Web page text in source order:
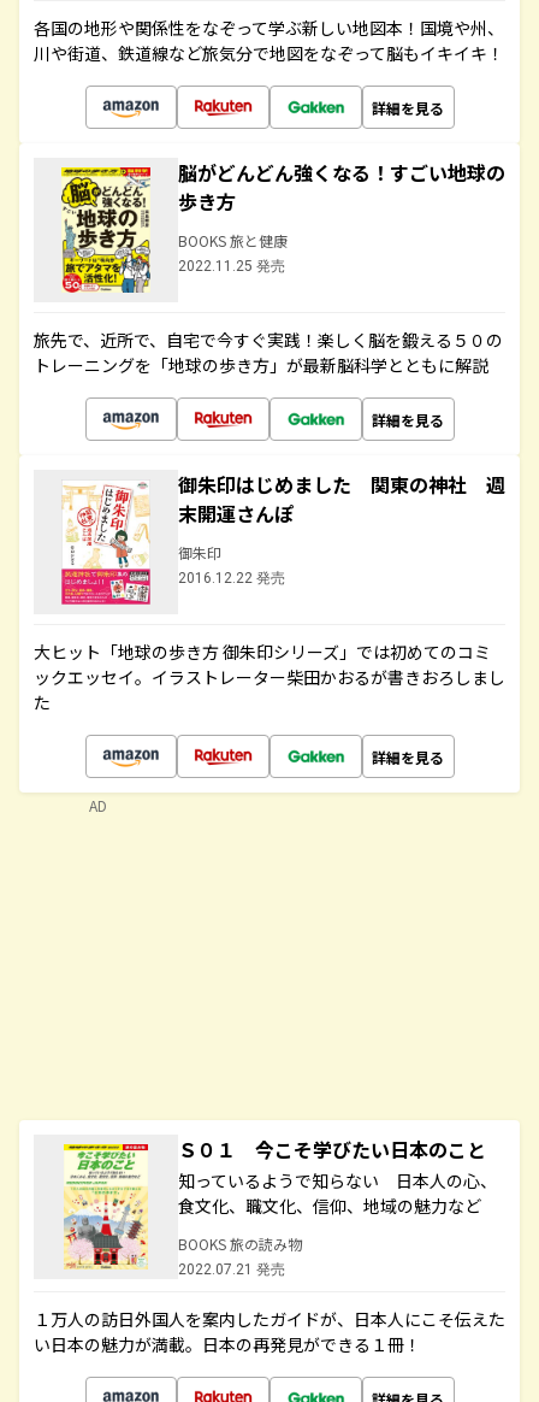
各国の地形や関係性をなぞって学ぶ新しい地図本！国境や州、
川や街道、鉄道線など旅気分で地図をなぞって脳もイキイキ！
詳細を見る
脳がどんどん強くなる！すごい地球の
歩き方
BOOKS 旅と健康
2022.11.25 発売
旅先で、近所で、自宅で今すぐ実践！楽しく脳を鍛える５０の
トレーニングを「地球の歩き方」が最新脳科学とともに解説
詳細を見る
御朱印はじめました 関東の神社 週
末開運さんぽ
御朱印
2016.12.22 発売
大ヒット「地球の歩き方 御朱印シリーズ」では初めてのコミ
ックエッセイ。イラストレーター柴田かおるが書きおろしまし
た
詳細を見る
Ｓ０１ 今こそ学びたい日本のこと
知っているようで知らない 日本人の心、
食文化、職文化、信仰、地域の魅力など
BOOKS 旅の読み物
2022.07.21 発売
１万人の訪日外国人を案内したガイドが、日本人にこそ伝えた
い日本の魅力が満載。日本の再発見ができる１冊！
AD